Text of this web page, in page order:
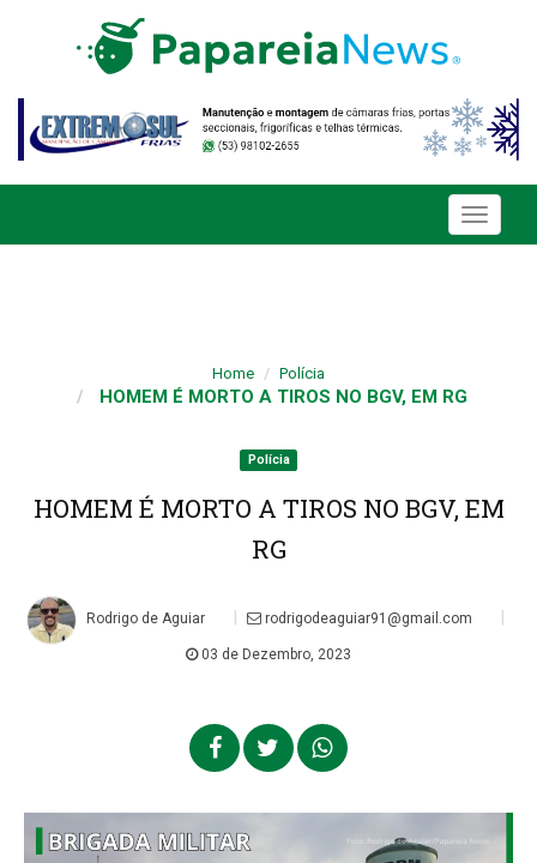
Toggle
Home Polícia
HOMEM É MORTO A TIROS NO BGV, EM RG
Polícia
HOMEM É MORTO A TIROS NO BGV, EM
RG
Rodrigo de Aguiar rodrigodeaguiar91@gmail.com
03 de Dezembro, 2023